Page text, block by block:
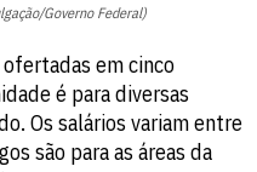
Governo Federal)
em cinco
é para diversas
Os salários variam entre
são para as áreas da